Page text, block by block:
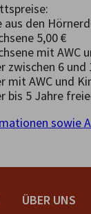
aus den
5,00 €
mit AWC
zwischen 6 und
mit AWC und
bis 5 Jahre
sowie
ÜBER UNS